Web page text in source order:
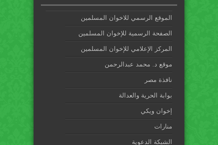
الموقع الرسمي للاخوان المسلمين
الصفحة الرسمية للإخوان المسلمين
المركز الإعلامي للإخوان المسلمين
موقع د. محمد عبدالرحمن
نافذة مصر
بوابة الحرية والعدالة
إخوان ويكي
منارات
الشبكة الدعوية